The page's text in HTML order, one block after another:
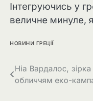
Інтегруючись у
величне минуле,
НОВИНИ ГРЕЦІЇ
Ніа Вардалос,
обличчям еко-